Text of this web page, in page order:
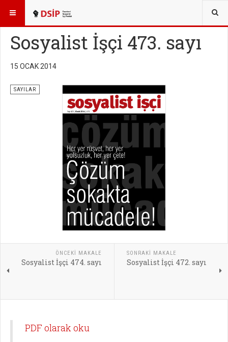
BURADASINIZ: YAYINLAR
Sosyalist İşçi 473. sayı
15 OCAK 2014
SAYILAR
ÖNCEKI MAKALE
Sosyalist İşçi 474. sayı
SONRAKI MAKALE
Sosyalist İşçi 472. sayı
PDF olarak oku